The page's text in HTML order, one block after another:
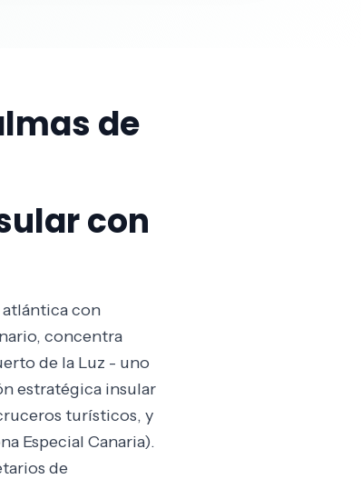
de
con
atlántica con
concentra
de la Luz - uno
estratégica insular
turísticos, y
Especial Canaria).
de